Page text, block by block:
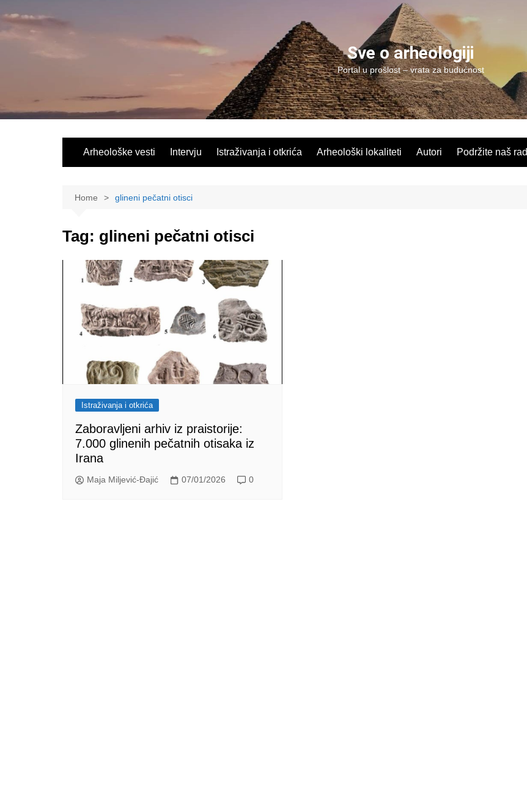
Sve o arheologiji
Portal u prošlost – vrata za budućnost
Arheološke vesti Intervju Istraživanja i otkrića Arheološki lokaliteti Autori Podržite naš rad
Home glineni pečatni otisci
Tag: glineni pečatni otisci
Istraživanja i otkrića
Zaboravljeni arhiv iz praistorije:
7.000 glinenih pečatnih otisaka iz
Irana
Maja Miljević-Đajić 07/01/2026 0